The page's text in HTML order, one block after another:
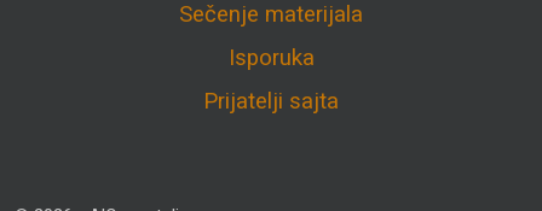
Sečenje materijala
Isporuka
Prijatelji sajta